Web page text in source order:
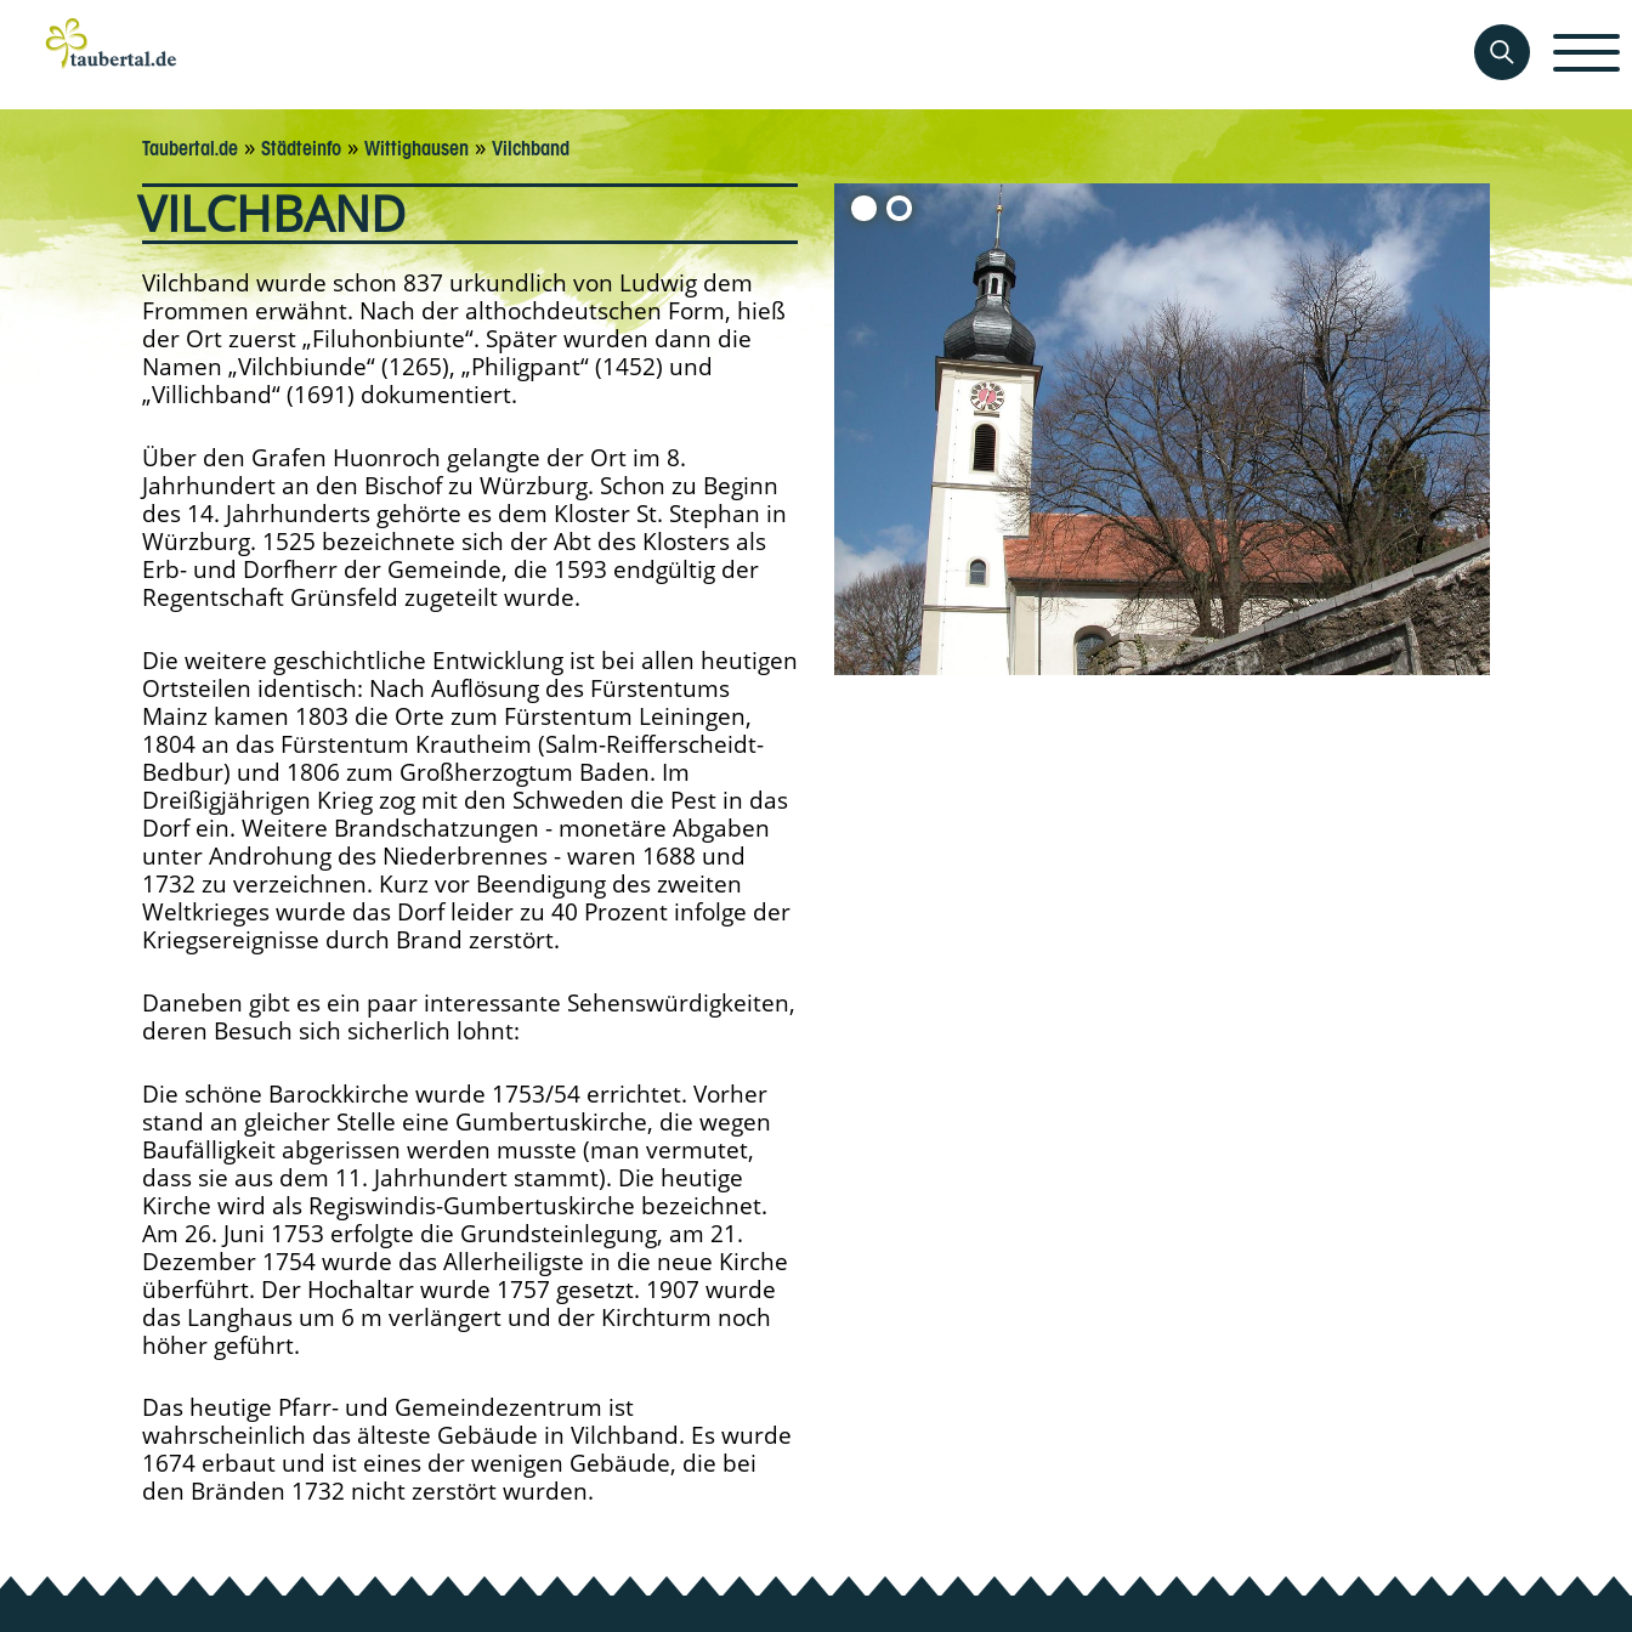
Taubertal.de » Städteinfo»Wittighausen»Vilchband
VILCHBAND
Vilchband wurde schon 837 urkundlich von Ludwig dem
Frommen erwähnt. Nach der althochdeutschen Form, hieß
der Ort zuerst „Filuhonbiunte“. Später wurden dann die
Namen „Vilchbiunde“ (1265), „Philigpant“ (1452) und
„Villichband“ (1691) dokumentiert.
Über den Grafen Huonroch gelangte der Ort im 8.
Jahrhundert an den Bischof zu Würzburg. Schon zu Beginn
des 14. Jahrhunderts gehörte es dem Kloster St. Stephan in
Würzburg. 1525 bezeichnete sich der Abt des Klosters als
Erb- und Dorfherr der Gemeinde, die 1593 endgültig der
Regentschaft Grünsfeld zugeteilt wurde.
Die weitere geschichtliche Entwicklung ist bei allen heutigen
Ortsteilen identisch: Nach Auflösung des Fürstentums
Mainz kamen 1803 die Orte zum Fürstentum Leiningen,
1804 an das Fürstentum Krautheim (Salm-Reifferscheidt-
Bedbur) und 1806 zum Großherzogtum Baden. Im
Dreißigjährigen Krieg zog mit den Schweden die Pest in das
Dorf ein. Weitere Brandschatzungen - monetäre Abgaben
unter Androhung des Niederbrennes - waren 1688 und
1732 zu verzeichnen. Kurz vor Beendigung des zweiten
Weltkrieges wurde das Dorf leider zu 40 Prozent infolge der
Kriegsereignisse durch Brand zerstört.
Daneben gibt es ein paar interessante Sehenswürdigkeiten,
deren Besuch sich sicherlich lohnt:
Die schöne Barockkirche wurde 1753/54 errichtet. Vorher
stand an gleicher Stelle eine Gumbertuskirche, die wegen
Baufälligkeit abgerissen werden musste (man vermutet,
dass sie aus dem 11. Jahrhundert stammt). Die heutige
Kirche wird als Regiswindis-Gumbertuskirche bezeichnet.
Am 26. Juni 1753 erfolgte die Grundsteinlegung, am 21.
Dezember 1754 wurde das Allerheiligste in die neue Kirche
überführt. Der Hochaltar wurde 1757 gesetzt. 1907 wurde
das Langhaus um 6 m verlängert und der Kirchturm noch
höher geführt.
Das heutige Pfarr- und Gemeindezentrum ist
wahrscheinlich das älteste Gebäude in Vilchband. Es wurde
1674 erbaut und ist eines der wenigen Gebäude, die bei
den Bränden 1732 nicht zerstört wurden.